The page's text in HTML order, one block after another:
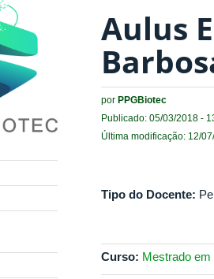
Aulus
por PPGBiotec
Publicado: 05/03/2018 -
Última modificação: 12/
Tipo do Docente:
Curso: Mestrado em